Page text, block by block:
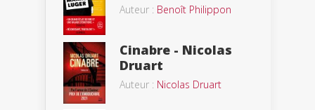
Auteur : Benoît Philippon
Cinabre - Nicolas
Druart
Auteur : Nicolas Druart